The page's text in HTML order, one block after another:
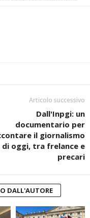
Articolo successivo
Dall'Inpgi: un
documentario per
il giornalismo
di oggi, tra frelance e
precari
DALL'AUTORE